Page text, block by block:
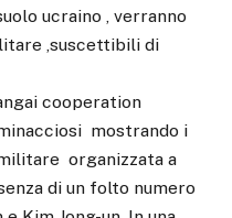
ucraino , verranno
,suscettibili di
cooperation
mostrando i
organizzata a
di un folto numero